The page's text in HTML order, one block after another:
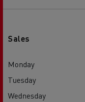
Sales
Monday
Tuesday
Wednesday